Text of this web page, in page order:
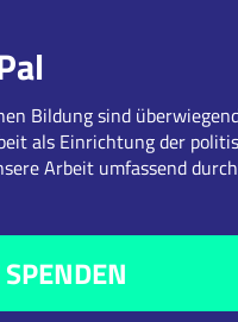
Bildung sind
als Einrichtung der
Arbeit umfassend